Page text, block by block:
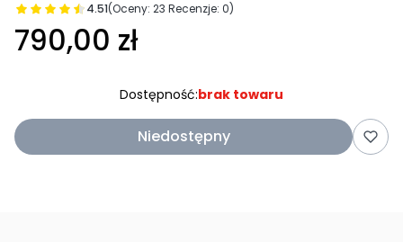
4.51(Oceny: 23 Recenzje: 0)
790,00 zł
Dostępność:brak towaru
Niedostępny